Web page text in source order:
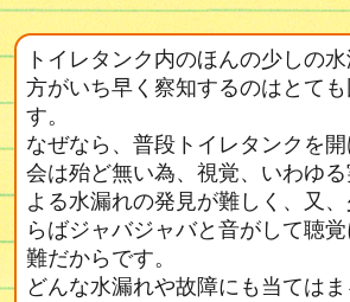
トイレタンク内のほんの少しの
方がいち早く察知するのはとて
す。
なぜなら、普段トイレタンクを
会は殆ど無い為、視覚、いわゆ
よる水漏れの発見が難しく、又
らばジャバジャバと音がして聴
難だからです。
どんな水漏れや故障にも当ては